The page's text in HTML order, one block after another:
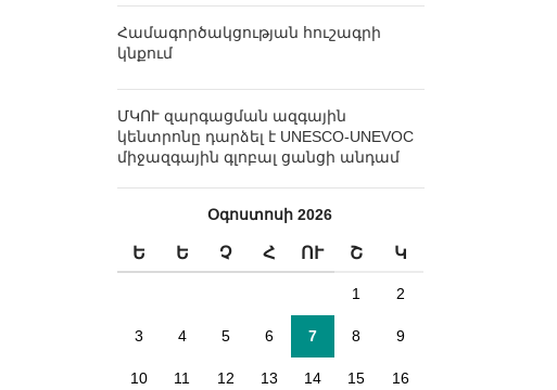
Համագործակցության հուշագրի
կնքում
ՄԿՈՒ զարգացման ազգային
կենտրոնը դարձել է UNESCO-UNEVOC
միջազգային գլոբալ ցանցի անդամ
Օգոստոսի 2026
Ե Ե Չ Հ ՈՒ Շ Կ
1 2
3 4 5 6 7 8 9
10 11 12 13 14 15 16